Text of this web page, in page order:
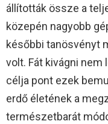
állították össze a
közepén nagyobb
későbbi tanösvényt
volt. Fát kivágni
célja pont ezek
erdő életének a
természetbarát